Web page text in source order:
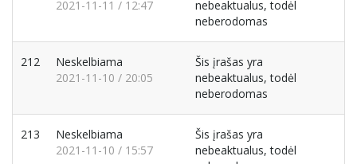
2021-11-11 / 12:47
nebeaktualus, todėl
neberodomas
212
Neskelbiama
2021-11-10 / 20:05
Šis įrašas yra
nebeaktualus, todėl
neberodomas
213
Neskelbiama
2021-11-10 / 15:57
Šis įrašas yra
nebeaktualus, todėl